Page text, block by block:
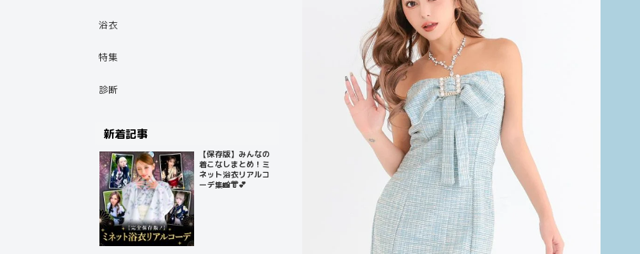
浴衣
特集
診断
新着記事
【保存版】みんなの
着こなしまとめ！ミ
ネット浴衣リアルコ
ーデ集📸👘💕